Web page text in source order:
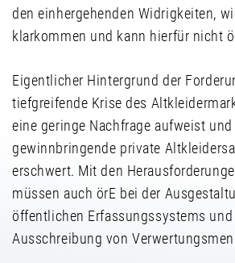
den einhergehenden Widrigkeiten,
klarkommen und kann hierfür nicht
Eigentlicher Hintergrund der
tiefgreifende Krise des
eine geringe Nachfrage aufweist
gewinnbringende private
erschwert. Mit den
müssen auch örE bei der
öffentlichen Erfassungssystems und
Ausschreibung von